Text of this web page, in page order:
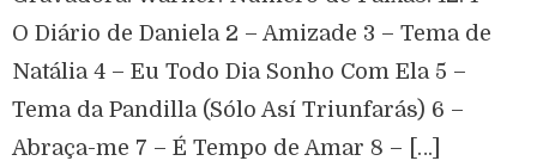
O Diário de Daniela 2 – Amizade 3 – Tema de
Natália 4 – Eu Todo Dia Sonho Com Ela 5 –
Tema da Pandilla (Sólo Así Triunfarás) 6 –
Abraça-me 7 – É Tempo de Amar 8 – […]